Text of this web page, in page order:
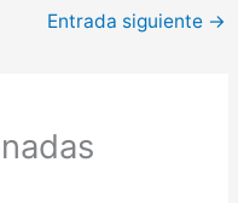
Entrada siguiente →